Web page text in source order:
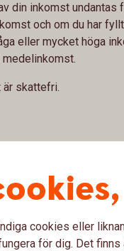
din inkomst undantas
och om du har
eller mycket höga
medelinkomst.
är skattefri.
(det vill säga
beror på
ingång.
cookies eller
för dig. Det